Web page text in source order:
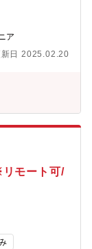
支援ではな
な課題解決と
アプリ開発・
フラ構築業
で、それぞれ
けチケット予
アプリケ
フォーム・業務
のアプリ開発経
ア
新日 2025.02.20
リモート可/